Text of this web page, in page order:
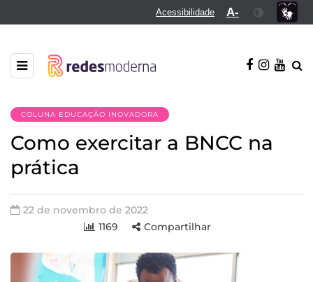
Acessibilidade A-
COLUNA EDUCAÇÃO INOVADORA
Como exercitar a BNCC na
prática
22 de novembro de 2022
1169
Compartilhar